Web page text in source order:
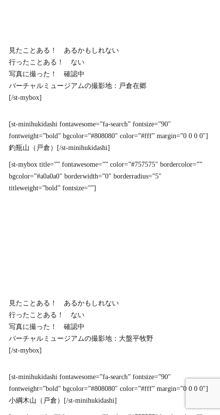
見たことある！ あるかもしれない
行ったことある！ ない
写真に撮った！ 確認中
バーチャルミュージアムの撮影地：戸倉在郷
[/st-mybox]
[st-minihukidashi fontawesome=”fa-search” fontsize=”90″
fontweight=”bold” bgcolor=”#808080″ color=”#fff” margin=”0 0 0 0″]
釣瓶山（戸倉）[/st-minihukidashi]
[st-mybox title=”” fontawesome=”” color=”#757575″ bordercolor=””
bgcolor=”#a0a0a0″ borderwidth=”0″ borderradius=”5″
titleweight=”bold” fontsize=””]
見たことある！ あるかもしれない
行ったことある！ ない
写真に撮った！ 確認中
バーチャルミュージアムの撮影地：大盤平牧野
[/st-mybox]
[st-minihukidashi fontawesome=”fa-search” fontsize=”90″
fontweight=”bold” bgcolor=”#808080″ color=”#fff” margin=”0 0 0 0″]
小綱木山（戸倉）[/st-minihukidashi]